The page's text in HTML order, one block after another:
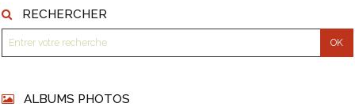
RECHERCHER
ALBUMS PHOTOS